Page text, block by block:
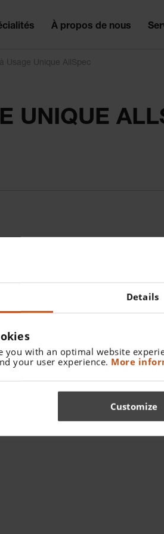
Details
you with an optimal website
your user experience. More
Customize
À propos de nous
Usage Unique AllSpec
UNIQUE